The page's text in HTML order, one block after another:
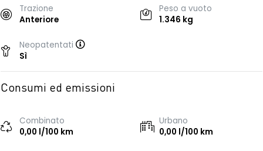
Trazione
Anteriore
Peso a vuoto
1.346 kg
Neopatentati
Sì
Consumi ed emissioni
Combinato
0,00 l/100 km
Urbano
0,00 l/100 km